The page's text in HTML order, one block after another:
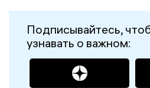
Подписывайтесь,
узнавать о важном: